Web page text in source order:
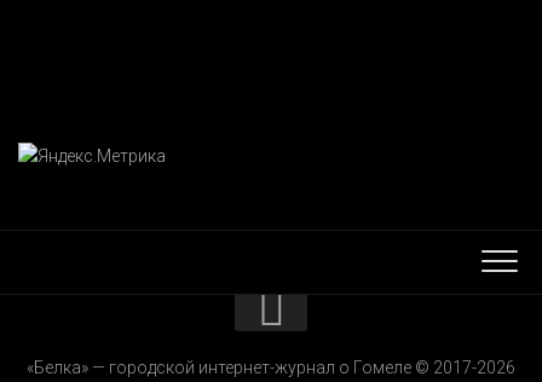
«Белка» — городской интернет-журнал о Гомеле © 2017-2026